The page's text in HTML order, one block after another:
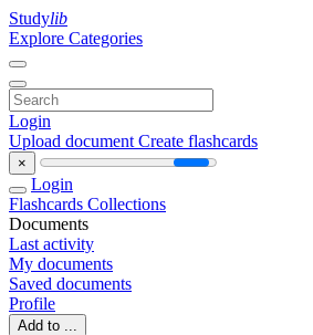
Studylib
Explore Categories
Login
Upload document Create flashcards
×
Login
Flashcards Collections
Documents
Last activity
My documents
Saved documents
Profile
Add to ...